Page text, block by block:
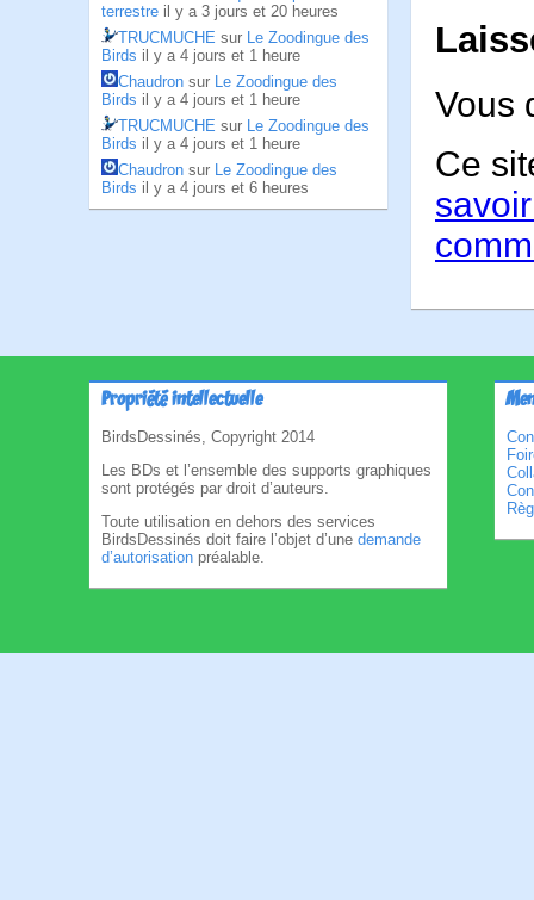
terrestre il y a 3 jours et 20 heures
TRUCMUCHE sur Le Zoodingue des
Birds il y a 4 jours et 1 heure
Chaudron sur Le Zoodingue des
Birds il y a 4 jours et 1 heure
TRUCMUCHE sur Le Zoodingue des
Birds il y a 4 jours et 1 heure
Chaudron sur Le Zoodingue des
Birds il y a 4 jours et 6 heures
Vous
Ce
Propriété intellectuelle
BirdsDessinés, Copyright 2014
Les BDs et l’ensemble des supports graphiques
sont protégés par droit d’auteurs.
Toute utilisation en dehors des services
BirdsDessinés doit faire l’objet d’une demande
d’autorisation préalable.